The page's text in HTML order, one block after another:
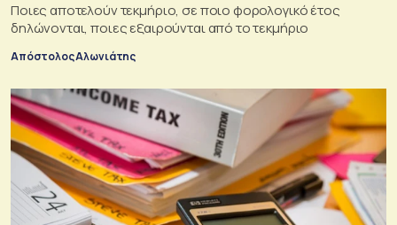
Ποιες αποτελούν τεκμήριο, σε ποιο φορολογικό έτος
δηλώνονται, ποιες εξαιρούνται από το τεκμήριο
Απόστολος Αλωνιάτης